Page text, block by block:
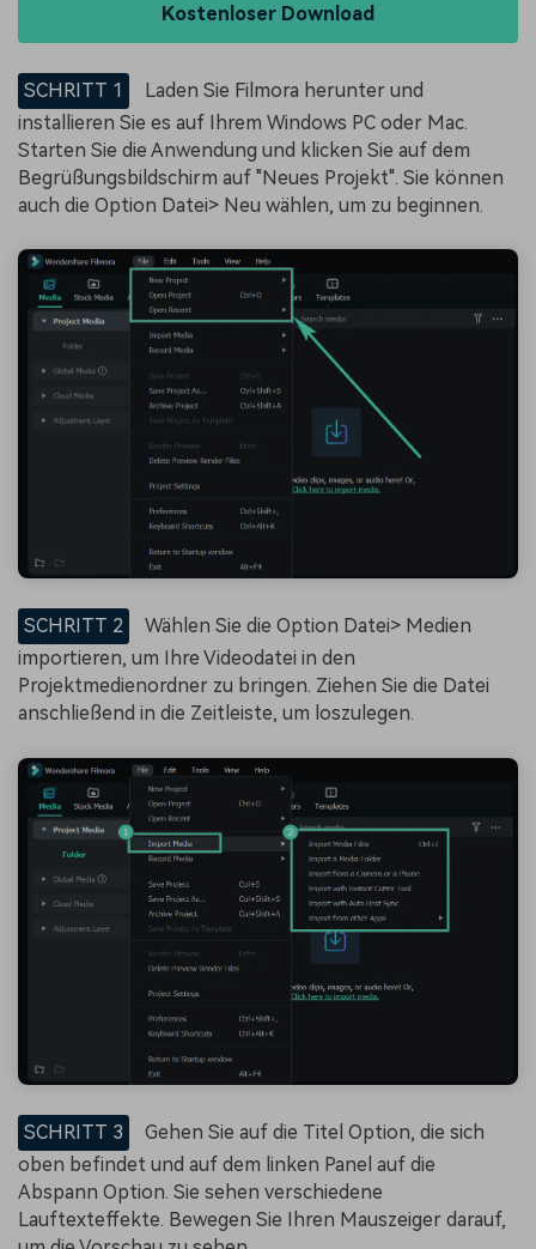
Kostenloser Download
SCHRITT 1
Laden Sie Filmora herunter und
installieren Sie es auf Ihrem Windows PC oder Mac.
Starten Sie die Anwendung und klicken Sie auf dem
Begrüßungsbildschirm auf "Neues Projekt". Sie können
auch die Option Datei> Neu wählen, um zu beginnen.
SCHRITT 2
Wählen Sie die Option Datei> Medien
importieren, um Ihre Videodatei in den
Projektmedienordner zu bringen. Ziehen Sie die Datei
anschließend in die Zeitleiste, um loszulegen.
SCHRITT 3
Gehen Sie auf die Titel Option, die sich
oben befindet und auf dem linken Panel auf die
Abspann Option. Sie sehen verschiedene
Lauftexteffekte. Bewegen Sie Ihren Mauszeiger darauf,